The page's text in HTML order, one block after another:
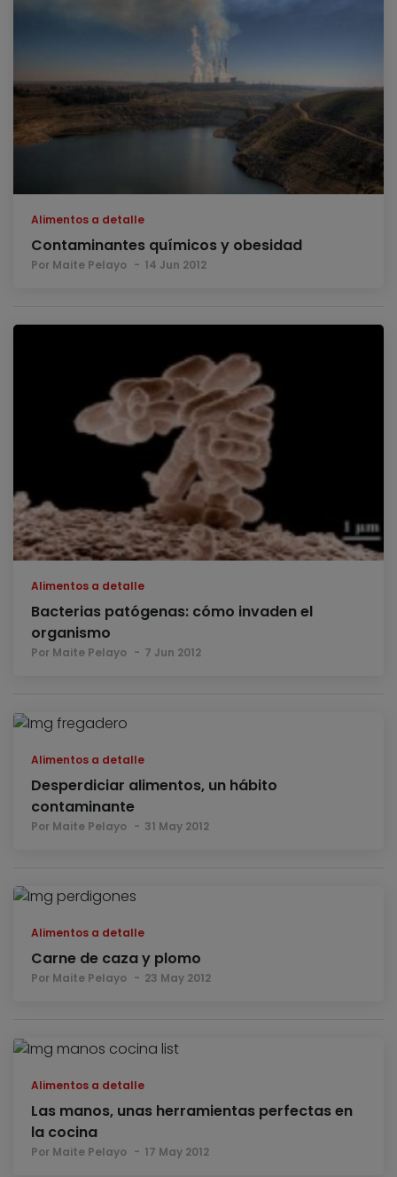
Alimentos a detalle
Contaminantes químicos y obesidad
Por Maite Pelayo 14 Jun 2012
Alimentos a detalle
Bacterias patógenas: cómo invaden el
organismo
Por Maite Pelayo 7 Jun 2012
Alimentos a detalle
Desperdiciar alimentos, un hábito
contaminante
Por Maite Pelayo 31 May 2012
Alimentos a detalle
Carne de caza y plomo
Por Maite Pelayo 23 May 2012
Alimentos a detalle
Las manos, unas herramientas perfectas en
la cocina
Por Maite Pelayo 17 May 2012